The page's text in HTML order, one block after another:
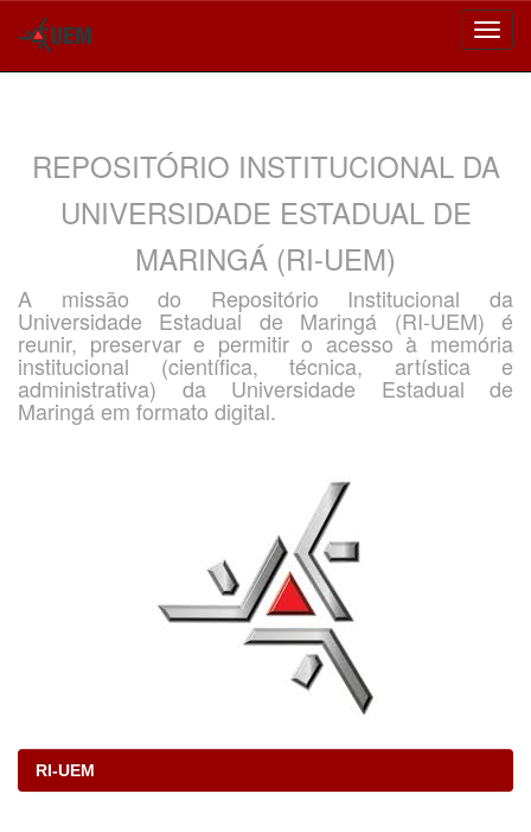
REPOSITÓRIO INSTITUCIONAL DA
UNIVERSIDADE ESTADUAL DE
MARINGÁ (RI-UEM)
A missão do Repositório Institucional da
Universidade Estadual de Maringá (RI-UEM) é
reunir, preservar e permitir o acesso à memória
institucional (científica, técnica, artística e
administrativa) da Universidade Estadual de
Maringá em formato digital.
RI-UEM